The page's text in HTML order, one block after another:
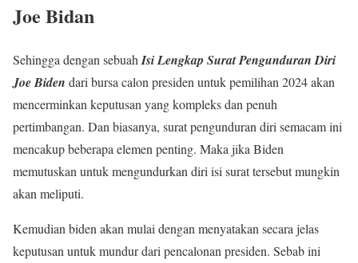
Joe Bidan
Sehingga dengan sebuah Isi Lengkap Surat Pengunduran Diri
Joe Biden dari bursa calon presiden untuk pemilihan 2024 akan
mencerminkan keputusan yang kompleks dan penuh
pertimbangan. Dan biasanya, surat pengunduran diri semacam ini
mencakup beberapa elemen penting. Maka jika Biden
memutuskan untuk mengundurkan diri isi surat tersebut mungkin
akan meliputi.
Kemudian biden akan mulai dengan menyatakan secara jelas
keputusan untuk mundur dari pencalonan presiden. Sebab ini